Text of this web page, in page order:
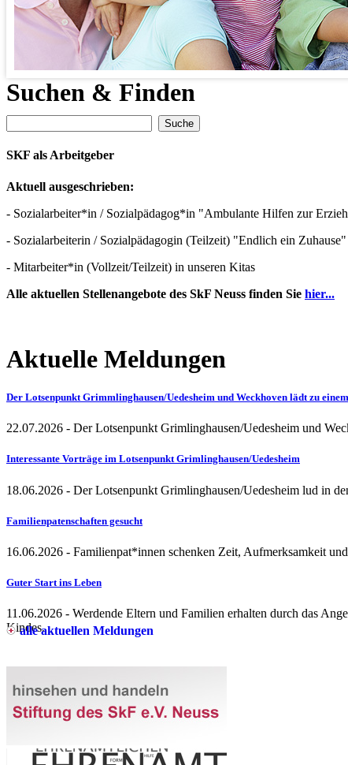
Suchen & Finden
SKF als Arbeitgeber
Aktuell ausgeschrieben:
- Sozialarbeiter*in / Sozialpädagog*in "Ambulante Hilfen zur
- Sozialarbeiterin / Sozialpädagogin (Teilzeit) "Endlich ein Zuhause"
- Mitarbeiter*in (Vollzeit/Teilzeit) in unseren Kitas
Alle aktuellen Stellenangebote des SkF Neuss finden Sie hier...
Aktuelle Meldungen
Der Lotsenpunkt Grimmlinghausen/Uedesheim und Weckhoven lädt zu
22.07.2026 - Der Lotsenpunkt Grimlinghausen/Uedesheim und
Interessante Vorträge im Lotsenpunkt Grimlinghausen/Uedesheim
18.06.2026 - Der Lotsenpunkt Grimlinghausen/Uedesheim lud in
Familienpatenschaften gesucht
16.06.2026 - Familienpat*innen schenken Zeit, Aufmerksamkeit
Guter Start ins Leben
11.06.2026 - Werdende Eltern und Familien erhalten durch das
Kindes.
alle aktuellen Meldungen